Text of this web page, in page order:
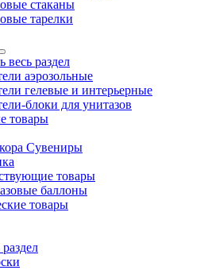
стаканы
тарелки
весь раздел
аэрозольные
гелевые и интерьерные
блоки для унитазов
товары
Сувениры
товары
баллоны
товары